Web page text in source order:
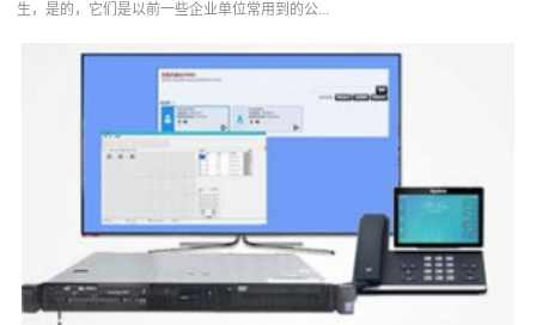
生，是的，它们是以前一些企业单位常用到的公...